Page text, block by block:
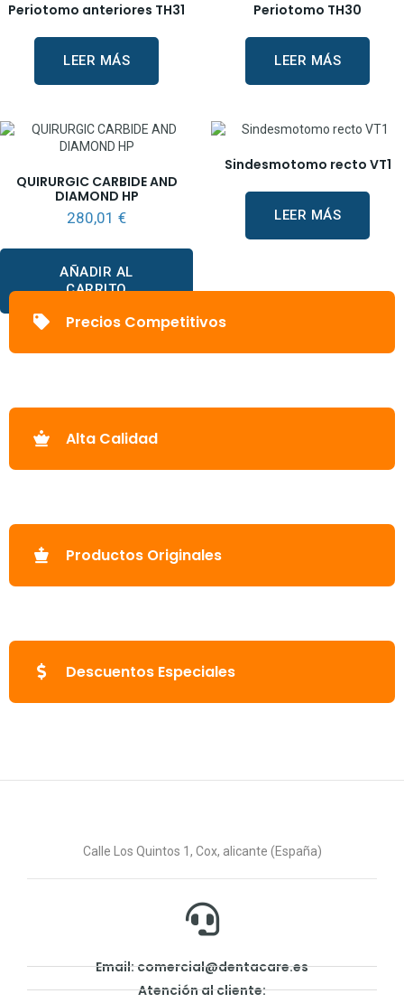
Periotomo anteriores TH31
LEER MÁS
Periotomo TH30
LEER MÁS
QUIRURGIC CARBIDE AND
DIAMOND HP
280,01 €
AÑADIR AL
CARRITO
Sindesmotomo recto VT1
LEER MÁS
Precios Competitivos
Alta Calidad
Productos Originales
Descuentos Especiales
Calle Los Quintos 1, Cox, alicante (España)
Email: comercial@dentacare.es
Atención al cliente: